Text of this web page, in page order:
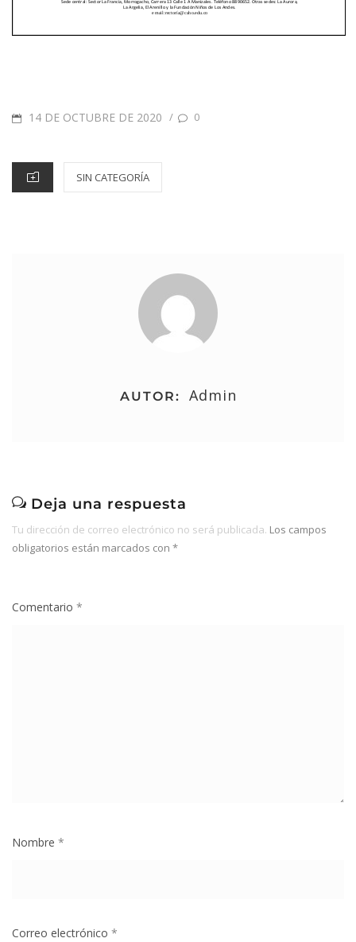
14 DE OCTUBRE DE 2020 / 0
SIN CATEGORÍA
AUTOR: Admin
Deja una respuesta
Tu dirección de correo electrónico no será publicada. Los campos
obligatorios están marcados con *
Comentario *
Nombre *
Correo electrónico *